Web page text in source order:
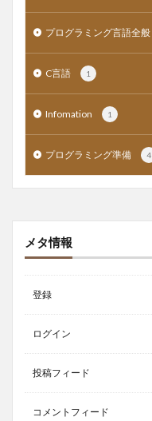
プログラミング言語全般
C言語 1
Infomation 1
プログラミング準備 4
メタ情報
登録
ログイン
投稿フィード
コメントフィード